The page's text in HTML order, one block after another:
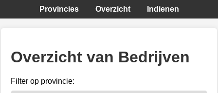
Provincies Overzicht Indienen
Overzicht van Bedrijven
Filter op provincie: